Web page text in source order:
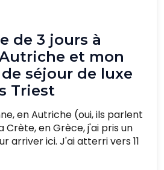
de 3 jours à
et mon
séjour de luxe
Triest
en Autriche (oui, ils parlent
Crète, en Grèce, j'ai pris un
arriver ici. J'ai atterri vers 11